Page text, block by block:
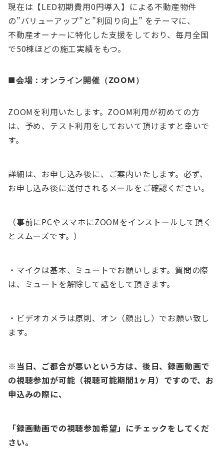
現在は【LED初期費用0円導入】による不動産物件
の”バリューアップ”と”利回り向上” をテーマに、
不動産オーナーに特化した支援をしており、毎月全国
で50棟ほどの施工実績をもつ。
■会場：オンライン開催（ZOOM）
ZOOMを利用いたします。ZOOM利用が初めての方
は、予め、テスト利用をしておいて頂けますと幸いで
す。
詳細は、お申し込み後に、ご案内いたします。必ず、
お申し込み後に送付されるメールをご確認ください。
（事前にPCやスマホにZOOMをインストールして頂く
とスムーズです。）
・マイクは基本、ミュートでお願いします。質問の際
は、ミュートを解除して話をして頂きます。
・ビデオカメラは原則、オン（顔出し）でお願い致し
ます。
※当日、ご都合が悪いという方は、後日、録画動画で
の視聴参加が可能（視聴可能期間1ヶ月）ですので、お
申込みの際に、
「録画動画での視聴参加希望」にチェックをしてくだ
さい。